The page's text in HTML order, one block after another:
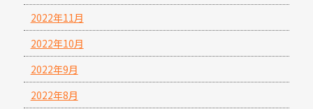
2022年11月
2022年10月
2022年9月
2022年8月